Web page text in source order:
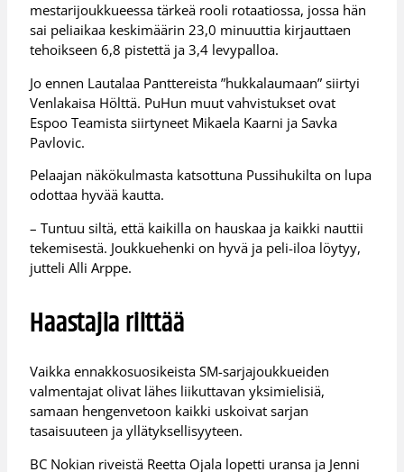
mestarijoukkueessa tärkeä rooli rotaatiossa, jossa hän
sai peliaikaa keskimäärin 23,0 minuuttia kirjauttaen
tehoikseen 6,8 pistettä ja 3,4 levypalloa.
Jo ennen Lautalaa Panttereista ”hukkalaumaan” siirtyi
Venlakaisa Hölttä. PuHun muut vahvistukset ovat
Espoo Teamista siirtyneet Mikaela Kaarni ja Savka
Pavlovic.
Pelaajan näkökulmasta katsottuna Pussihukilta on lupa
odottaa hyvää kautta.
– Tuntuu siltä, että kaikilla on hauskaa ja kaikki nauttii
tekemisestä. Joukkuehenki on hyvä ja peli-iloa löytyy,
jutteli Alli Arppe.
Haastajia riittää
Vaikka ennakkosuosikeista SM-sarjajoukkueiden
valmentajat olivat lähes liikuttavan yksimielisiä,
samaan hengenvetoon kaikki uskoivat sarjan
tasaisuuteen ja yllätyksellisyyteen.
BC Nokian riveistä Reetta Ojala lopetti uransa ja Jenni